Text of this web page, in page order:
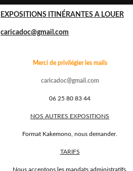
EXPOSITIONS ITINÉRANTES A LOUER
caricadoc@gmail.com
Merci de privilégier les mails
caricadoc@gmail.com
06 25 80 83 44
NOS AUTRES EXPOSITIONS
Format Kakemono, nous demander.
TARIFS
Nous acceptons les mandats administratifs.